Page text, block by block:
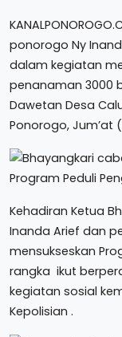
ponorogo Ny
dalam kegiatan
penanaman 3000
Dawetan Desa
Ponorogo, Jum’at
Kehadiran Ketua
Inanda Arief dan
mensukseskan
rangka ikut
kegiatan sosial
Kepolisian .